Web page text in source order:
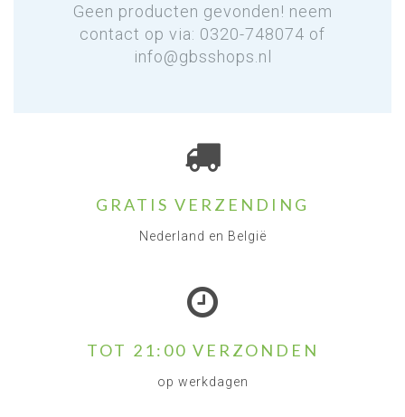
Geen producten gevonden! neem
contact op via: 0320-748074 of
info@gbsshops.nl
GRATIS VERZENDING
Nederland en België
TOT 21:00 VERZONDEN
op werkdagen